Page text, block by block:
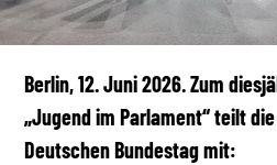
Berlin, 12. Juni 2026. Zum
„Jugend im Parlament“ teilt
Deutschen Bundestag mit: